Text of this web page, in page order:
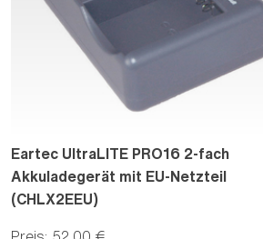
Eartec UltraLITE PRO16 2-fach
Akkuladegerät mit EU-Netzteil
(CHLX2EEU)
Preis: 52,00 €